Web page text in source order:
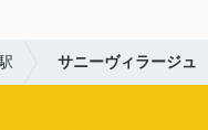
サニーヴィラージュ